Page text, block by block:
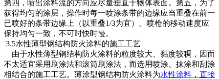
第四，喷出涂料流的方向应尽量垂直于物体表面。第五，为了
获得均匀的涂层，操作时每一喷涂条带的边缘应当重叠在前一
已喷好的条带边缘上（以重叠1/3为宜）。喷枪的移动速度应
保持均匀一致，不可时快时慢。
3.5水性薄型钢结构防火涂料的施工工艺
由于水性薄型钢结构防火涂料的粒度较大、黏度较稠，因而
不太适宜采用刷涂法和滚筒刷涂法，而选用喷涂、抹涂和刮涂
相结合的施工工艺。薄涂型钢结构防火涂料为水性涂料 ，直接